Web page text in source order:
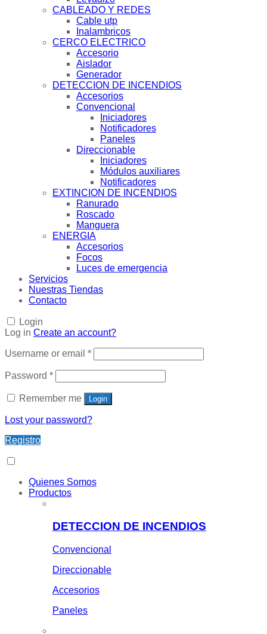
CABLEADO Y REDES
Cable utp
Inalambricos
CERCO ELECTRICO
Accesorio
Aislador
Generador
DETECCION DE INCENDIOS
Accesorios
Convencional
Iniciadores
Notificadores
Paneles
Direccionable
Iniciadores
Módulos auxiliares
Notificadores
EXTINCION DE INCENDIOS
Ranurado
Roscado
Manguera
ENERGIA
Accesorios
Focos
Luces de emergencia
Servicios
Nuestras Tiendas
Contacto
Login
Log in Create an account?
Username or email *
Password *
Remember me Login
Lost your password?
Registro
Quienes Somos
Productos
DETECCION DE INCENDIOS
Convencional
Direccionable
Accesorios
Paneles